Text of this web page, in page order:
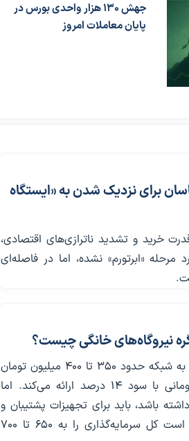
جهش 130 هزار واحدی بورس در
پایان معاملات امروز
برای نزدیک شدن به «ایستگاه
خرید و تشدید ناترازی‌های اقتصادی،
«ابرتورم» نشده، اما در فاصله‌ای
نیروگاه‌های خانگی چیست؟
نصب یک نیروگاه خورشیدی پنج کیلوواتی متصل به شبکه حدود ۳۵۰ تا ۴۰۰ میلیون تومان
هزینه دارد و دولت برای آن وام ۴۰۰ میلیون تومانی با سود ۱۴ درصد ارائه می‌کند. اما
باشد، باید برای تجهیزات پشتیبان و
باتری هزینه بیشتری بپردازد؛ هزینه‌ای که ممکن است کل سرمایه‌گذاری را به ۶۵۰ تا ۷۰۰